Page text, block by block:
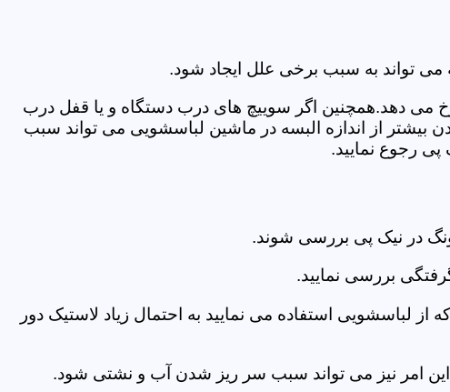
می تواند به سبب برخی علل ایجاد شود.
می دهد.همچنین اگر سوییچ های درب دستگاه و یا قفل درب
از اندازه البسه در ماشین لباسشویی می تواند سبب
رجوع نمایید.
در نیک پی بررسی شوند.
بررسی نمایید.
لباسشویی استفاده می نمایید به احتمال زیاد لاستیک دور
این امر نیز می تواند سبب سر ریز شدن آب و نشتی شود.